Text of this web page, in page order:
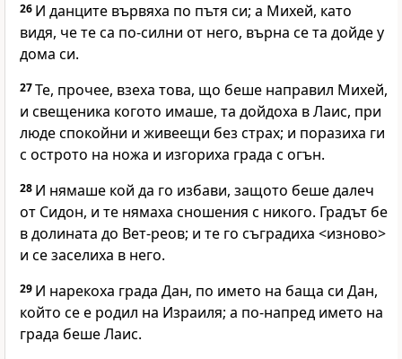
26 И данците вървяха по пътя си; а Михей, като
видя, че те са по-силни от него, върна се та дойде у
дома си.
27Те, прочее, взеха това, що беше направил Михей,
и свещеника когото имаше, та дойдоха в Лаис, при
люде спокойни и живеещи без страх; и поразиха ги
с острото на ножа и изгориха града с огън.
28 И нямаше кой да го избави, защото беше далеч
от Сидон, и те нямаха сношения с никого. Градът бе
в долината до Вет-реов; и те го съградиха <изново>
и се заселиха в него.
29 И нарекоха града Дан, по името на баща си Дан,
който се е родил на Израиля; а по-напред името на
града беше Лаис.